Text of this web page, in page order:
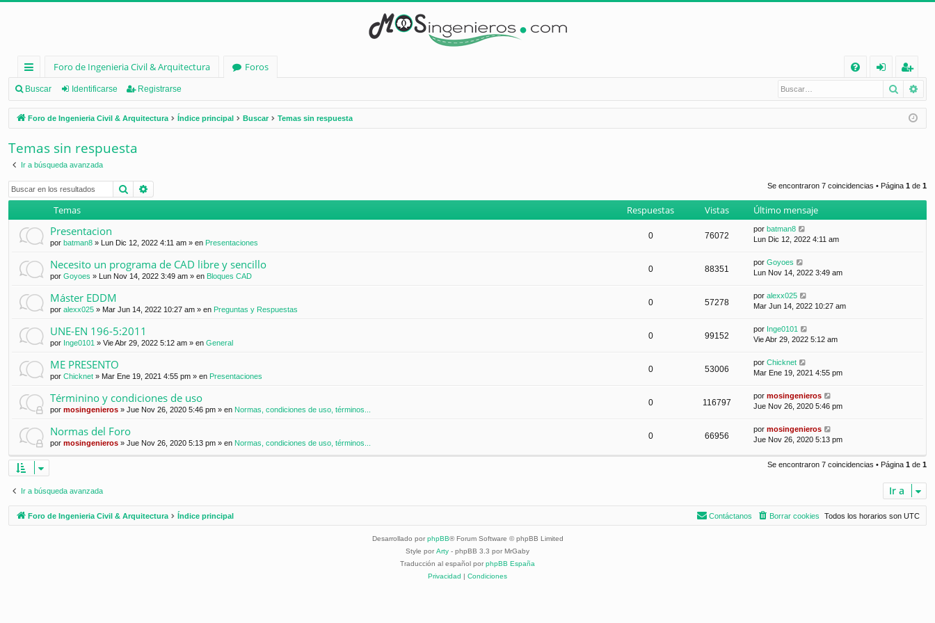
nl
ac
es
rá
d
os
Foro de Ingenieria Civil & Arquitectura
Foros
Q
nt
ifi
eg
ist
ra
Buscar Identificarse Registrarse Buscar
Foro de Ingenieria Civil & Arquitectura Índice principal Buscar Temas sin respuesta
Temas sin respuesta
Ir a búsqueda avanzada
Buscar Se encontraron 7 coincidencias • Página 1 de 1
Temas Respuestas Vistas Último mensaje
Presentacion
por batman8 » Lun Dic 12, 2022 4:11 am » en Presentaciones
0 76072
por batman8
Lun Dic 12, 2022 4:11 am
Necesito un programa de CAD libre y sencillo
por Goyoes » Lun Nov 14, 2022 3:49 am » en Bloques CAD
0 88351
por Goyoes
Lun Nov 14, 2022 3:49 am
Máster EDDM
por alexx025 » Mar Jun 14, 2022 10:27 am » en Preguntas y Respuestas
0 57278
por alexx025
Mar Jun 14, 2022 10:27 am
UNE-EN 196-5:2011
por Inge0101 » Vie Abr 29, 2022 5:12 am » en General
0 99152
por Inge0101
Vie Abr 29, 2022 5:12 am
ME PRESENTO
por Chicknet » Mar Ene 19, 2021 4:55 pm » en Presentaciones
0 53006
por Chicknet
Mar Ene 19, 2021 4:55 pm
Términino y condiciones de uso
por mosingenieros » Jue Nov 26, 2020 5:46 pm » en Normas, condiciones de uso, términos...
0 116797
por mosingenieros
Jue Nov 26, 2020 5:46 pm
Normas del Foro
por mosingenieros » Jue Nov 26, 2020 5:13 pm » en Normas, condiciones de uso, términos...
0 66956
por mosingenieros
Jue Nov 26, 2020 5:13 pm
Se encontraron 7 coincidencias • Página 1 de 1
Ir a búsqueda avanzada Ir a
Foro de Ingenieria Civil & Arquitectura Índice principal Todos los horarios son UTC
Borrar cookies
Contáctanos
Desarrollado por phpBB® Forum Software © phpBB Limited
Style por Arty - phpBB 3.3 por MrGaby
Traducción al español por phpBB España
Privacidad
Condiciones